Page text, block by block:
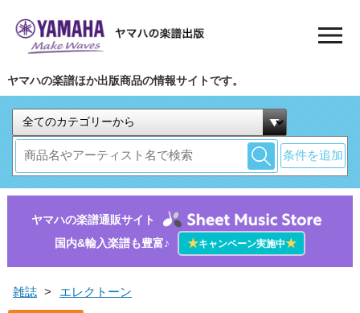
ヤマハの楽譜ほか出版商品の情報サイトです。
条件を追加
ヤマハの楽譜通販サイト
国内&輸入楽譜も豊富♪
★キャンペーン実施中★
雑誌 > エレクトーン